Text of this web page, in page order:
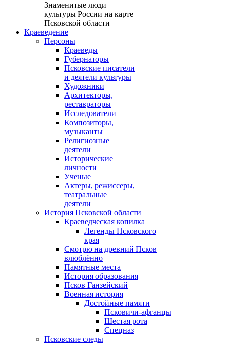
Знаменитые люди
культуры России на карте
Псковской области
Краеведение
Персоны
Краеведы
Губернаторы
Псковские писатели
и деятели культуры
Художники
Архитекторы,
реставраторы
Исследователи
Композиторы,
музыканты
Религиозные
деятели
Исторические
личности
Ученые
Актеры, режиссеры,
театральные
деятели
История Псковской области
Краеведческая копилка
Легенды Псковского
края
Смотрю на древний Псков
влюблённо
Памятные места
История образования
Псков Ганзейский
Военная история
Достойные памяти
Псковичи-афганцы
Шестая рота
Спецназ
Псковские следы